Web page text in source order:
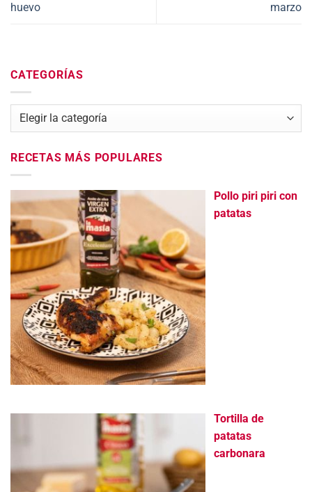
huevo
marzo
CATEGORÍAS
Categorías
RECETAS MÁS POPULARES
Pollo piri piri con
patatas
Tortilla de
patatas
carbonara